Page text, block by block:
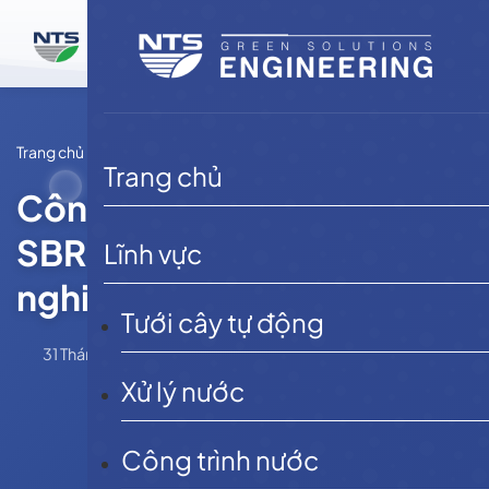
Trang chủ
Lĩnh vực
Tưới cây tự động
Xử lý nước
Công trình nước
dung
Trang chủ
Công nghệ xử lý nước thải
SBR do NTS Engineering
nghiên cứu có gì đặc biệt?
31 Tháng 5, 2025 admin Tin tức